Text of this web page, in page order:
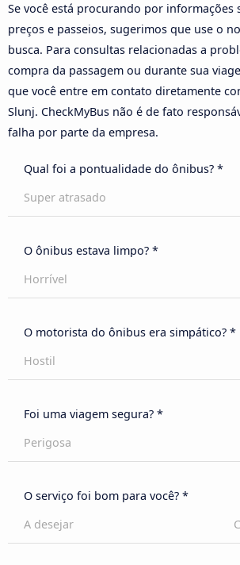
Se você está procurando por informações
preços e passeios, sugerimos que use o
busca. Para consultas relacionadas a
compra da passagem ou durante sua
que você entre em contato diretamente
Slunj. CheckMyBus não é de fato
falha por parte da empresa.
Qual foi a pontualidade do ônibus? *
Super atrasado
O ônibus estava limpo? *
Horrível
O motorista do ônibus era simpático? *
Hostil
Foi uma viagem segura? *
Perigosa
O serviço foi bom para você? *
A desejar